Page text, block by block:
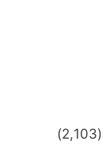
(2,103)